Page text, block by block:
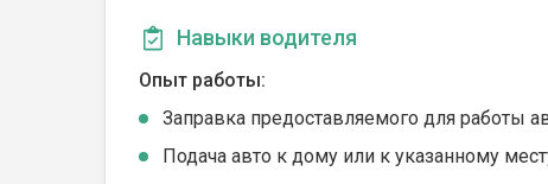
Навыки водителя
Опыт работы:
Заправка предоставляемого для работы
Подача авто к дому или к указанному